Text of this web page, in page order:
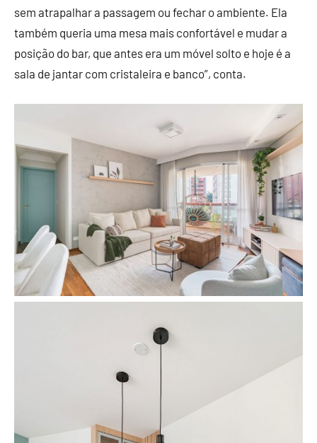
sem atrapalhar a passagem ou fechar o ambiente. Ela
também queria uma mesa mais confortável e mudar a
posição do bar, que antes era um móvel solto e hoje é a
sala de jantar com cristaleira e banco”, conta.